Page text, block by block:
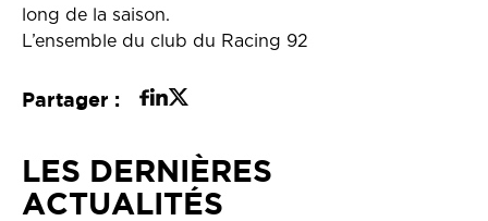
long de la saison.
L’ensemble du club du Racing 92
Partager :
LES DERNIÈRES
ACTUALITÉS